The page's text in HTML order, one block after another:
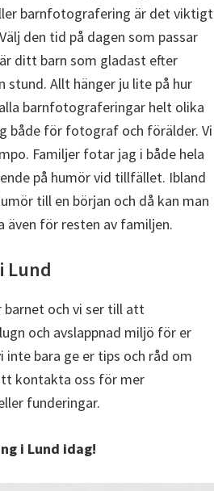
barnfotografering är det viktigt
den tid på dagen som passar
ditt barn som gladast efter
Allt hänger ju lite på hur
barnfotograferingar helt olika
både för fotograf och förälder. Vi
Familjer fotar jag i både hela
på humör vid tillfället. Ibland
till en början och då kan man
även för resten av familjen.
Lund
barnet och vi ser till att
och avslappnad miljö för er
inte bara ge er tips och råd om
kontakta oss för mer
funderingar.
i Lund idag!